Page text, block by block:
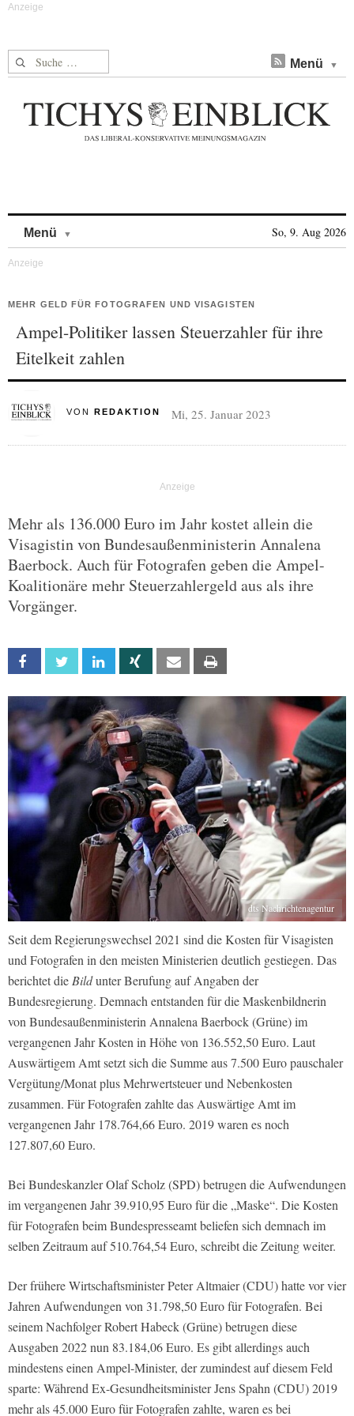
Suche nach: Menü
Menü So, 9. Aug 2026
MEHR GELD FÜR FOTOGRAFEN UND VISAGISTEN
Ampel-Politiker lassen Steuerzahler für ihre
Eitelkeit zahlen
VON REDAKTION Mi, 25. Januar 2023
Mehr als 136.000 Euro im Jahr kostet allein die
Visagistin von Bundesaußenministerin Annalena
Baerbock. Auch für Fotografen geben die Ampel-
Koalitionäre mehr Steuerzahlergeld aus als ihre
Vorgänger.
Facebook Twitter Linkedin Xing Email
dts Nachrichtenagentur
Seit dem Regierungswechsel 2021 sind die Kosten für Visagisten
und Fotografen in den meisten Ministerien deutlich gestiegen. Das
berichtet dieBildunter Berufung auf Angaben der
Bundesregierung. Demnach entstanden für die Maskenbildnerin
von Bundesaußenministerin Annalena Baerbock (Grüne) im
vergangenen Jahr Kosten in Höhe von 136.552,50 Euro. Laut
Auswärtigem Amt setzt sich die Summe aus 7.500 Euro pauschaler
Vergütung/Monat plus Mehrwertsteuer und Nebenkosten
zusammen. Für Fotografen zahlte das Auswärtige Amt im
vergangenen Jahr 178.764,66 Euro. 2019 waren es noch
127.807,60 Euro.
Bei Bundeskanzler Olaf Scholz (SPD) betrugen die Aufwendungen
im vergangenen Jahr 39.910,95 Euro für die „Maske“. Die Kosten
für Fotografen beim Bundespresseamt beliefen sich demnach im
selben Zeitraum auf 510.764,54 Euro, schreibt die Zeitung weiter.
Der frühere Wirtschaftsminister Peter Altmaier (CDU) hatte vor vier
Jahren Aufwendungen von 31.798,50 Euro für Fotografen. Bei
seinem Nachfolger Robert Habeck (Grüne) betrugen diese
Ausgaben 2022 nun 83.184,06 Euro. Es gibt allerdings auch
mindestens einen Ampel-Minister, der zumindest auf diesem Feld
sparte: Während Ex-Gesundheitsminister Jens Spahn (CDU) 2019
mehr als 45.000 Euro für Fotografen zahlte, waren es bei